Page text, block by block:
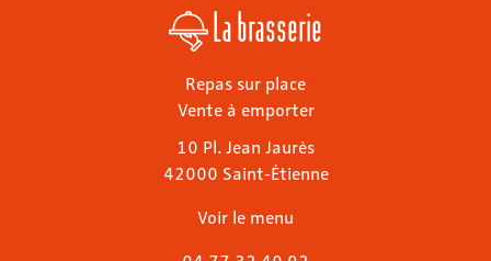
La brasserie
Repas sur place
Vente à emporter
10 Pl. Jean Jaurès
42000 Saint-Étienne
Voir le menu